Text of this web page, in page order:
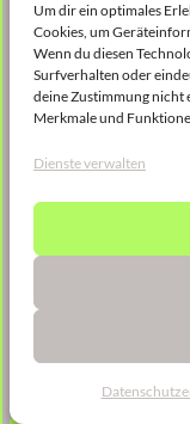
Um dir ein optimales
Cookies, um
Wenn du diesen
Surfverhalten oder
deine Zustimmung nicht
Merkmale und
Dienste verwalten